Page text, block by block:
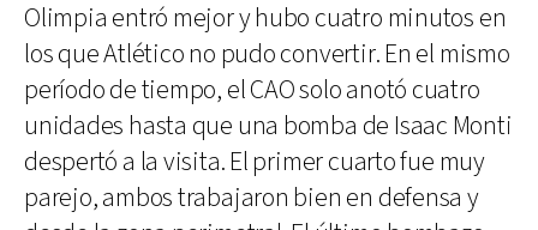
Olimpia entró mejor y hubo cuatro minutos en
los que Atlético no pudo convertir. En el mismo
período de tiempo, el CAO solo anotó cuatro
unidades hasta que una bomba de Isaac Monti
despertó a la visita. El primer cuarto fue muy
parejo, ambos trabajaron bien en defensa y